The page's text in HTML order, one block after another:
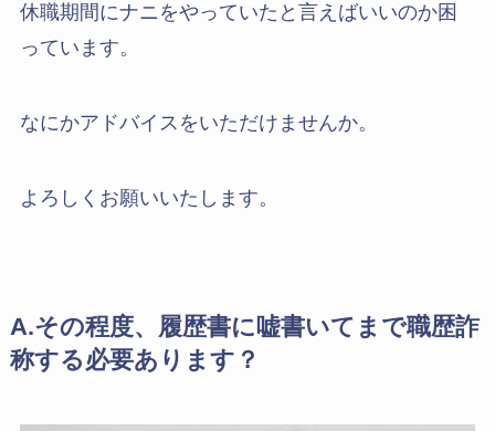
休職期間にナニをやっていたと言えばいいのか困
っています。
なにかアドバイスをいただけませんか。
よろしくお願いいたします。
A.その程度、履歴書に嘘書いてまで職歴詐
称する必要あります？